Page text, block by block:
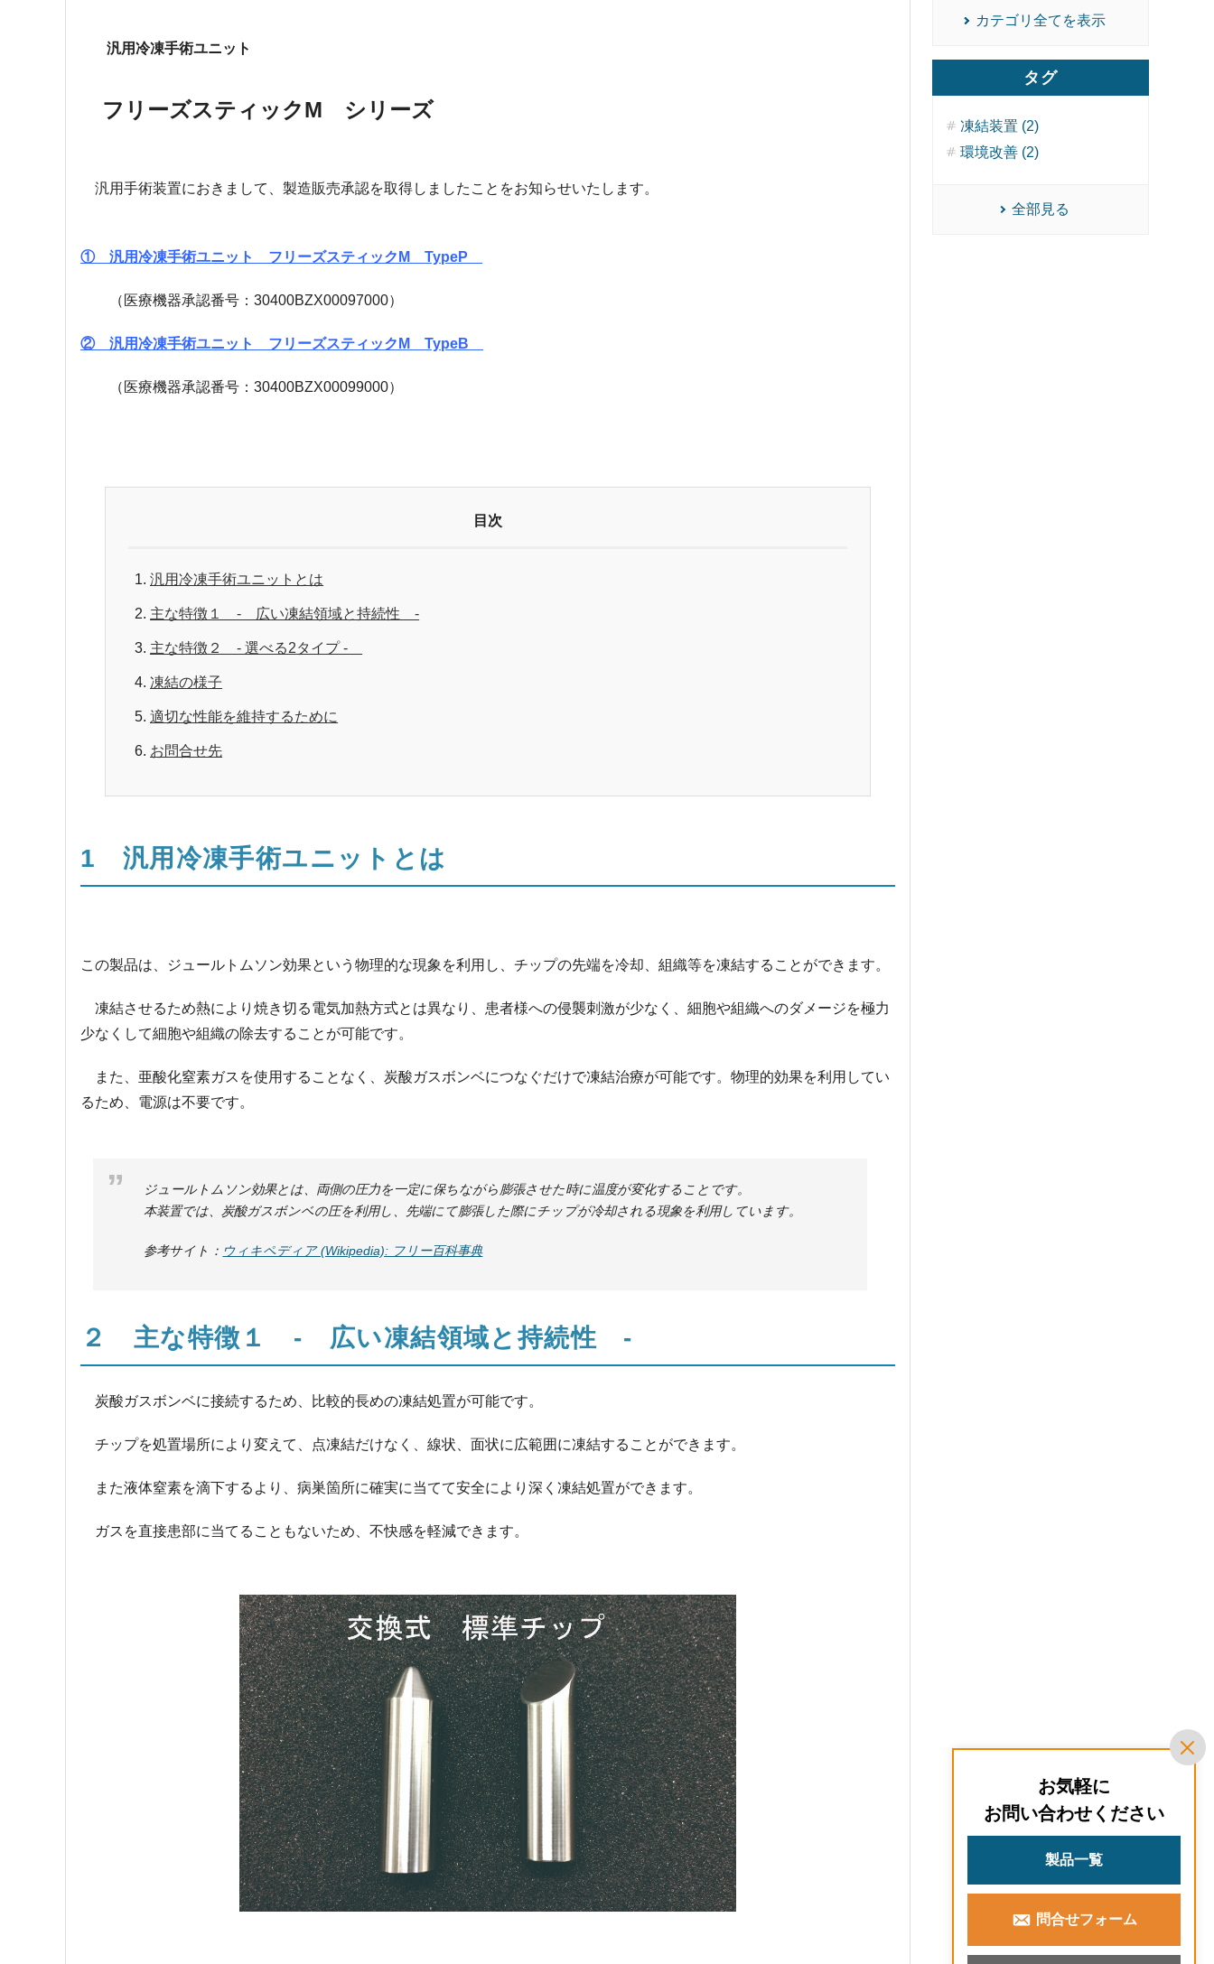
汎用冷凍手術ユニット
フリーズスティックM シリーズ
汎用手術装置におきまして、製造販売承認を取得しましたことをお知らせいたします。
① 汎用冷凍手術ユニット フリーズスティックM TypeP
（医療機器承認番号：30400BZX00097000）
② 汎用冷凍手術ユニット フリーズスティックM TypeB
（医療機器承認番号：30400BZX00099000）
目次
汎用冷凍手術ユニットとは
主な特徴１ - 広い凍結領域と持続性 -
主な特徴２ - 選べる2タイプ -
凍結の様子
適切な性能を維持するために
お問合せ先
1 汎用冷凍手術ユニットとは
この製品は、ジュールトムソン効果という物理的な現象を利用し、チップの先端を冷却、組織等を凍結することができます。
凍結させるため熱により焼き切る電気加熱方式とは異なり、患者様への侵襲刺激が少なく、細胞や組織へのダメージを極力
少なくして細胞や組織の除去することが可能です。
また、亜酸化窒素ガスを使用することなく、炭酸ガスボンベにつなぐだけで凍結治療が可能です。物理的効果を利用してい
るため、電源は不要です。
ジュールトムソン効果とは、両側の圧力を一定に保ちながら膨張させた時に温度が変化することです。
本装置では、炭酸ガスボンベの圧を利用し、先端にて膨張した際にチップが冷却される現象を利用しています。
参考サイト： ウィキペディア (Wikipedia): フリー百科事典
２ 主な特徴１ - 広い凍結領域と持続性 -
炭酸ガスボンベに接続するため、比較的長めの凍結処置が可能です。
チップを処置場所により変えて、点凍結だけなく、線状、面状に広範囲に凍結することができます。
また液体窒素を滴下するより、病巣箇所に確実に当てて安全により深く凍結処置ができます。
ガスを直接患部に当てることもないため、不快感を軽減できます。
カテゴリ全てを表示
タグ
凍結装置 (2)
環境改善 (2)
全部見る
お気軽に
お問い合わせください
製品一覧
問合せフォーム